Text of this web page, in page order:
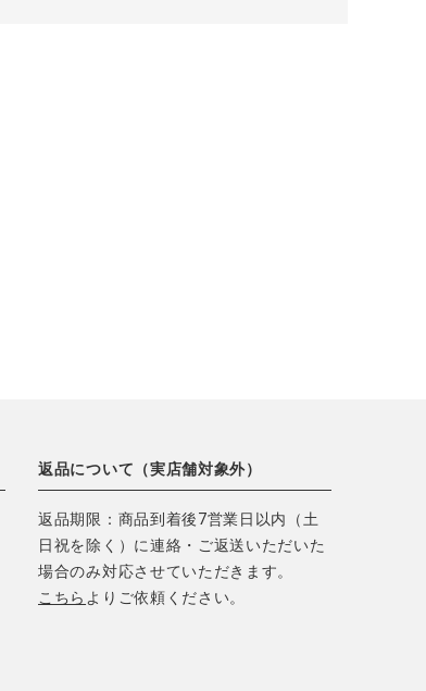
返品について（実店舗対象外）
返品期限：商品到着後7営業日以内（土
日祝を除く）に連絡・ご返送いただいた
場合のみ対応させていただきます。
こちら よりご依頼ください。